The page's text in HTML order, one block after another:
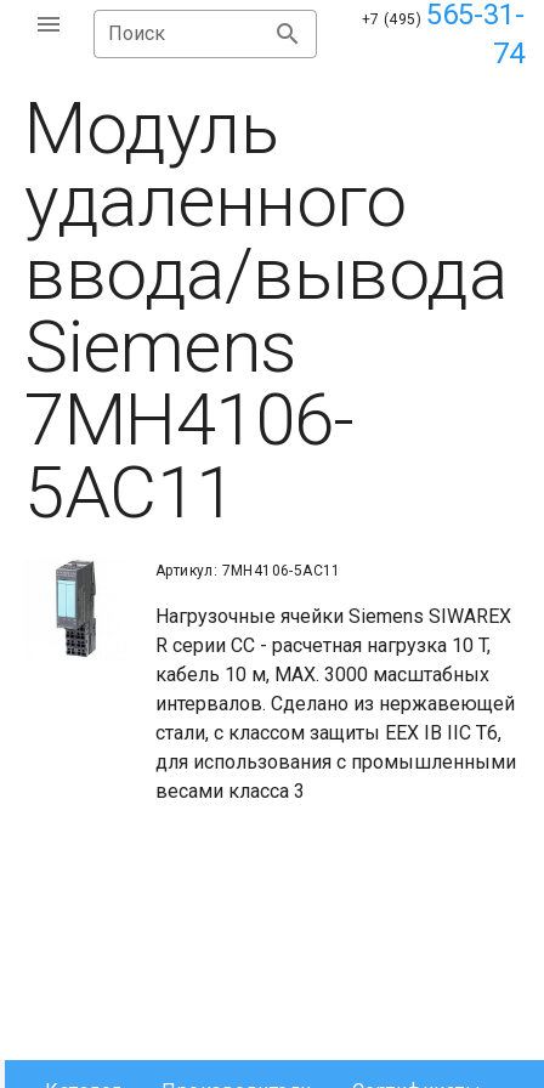
Поиск
+7 (495) 565-31-
74
Модуль
удаленного
ввода/вывода
Siemens
7MH4106-
5AC11
Артикул: 7MH4106-5AC11
Нагрузочные ячейки Siemens SIWAREX
R серии CC - расчетная нагрузка 10 T,
кабель 10 м, MAX. 3000 масштабных
интервалов. Сделано из нержавеющей
стали, с классом защиты EEX IB IIC T6,
для использования с промышленными
весами класса 3